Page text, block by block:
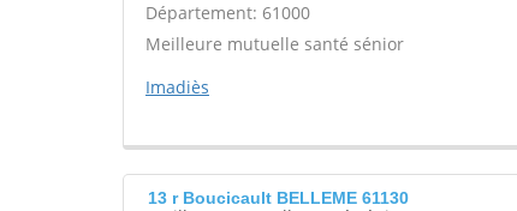
Département: 61000
Meilleure mutuelle santé sénior
Imadiès
13 r Boucicault BELLEME 61130